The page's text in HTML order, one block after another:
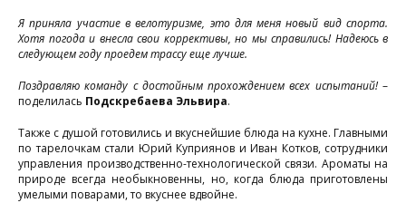
Я приняла участие в велотуризме, это для меня новый вид спорта.
Хотя погода и внесла свои коррективы, но мы справились! Надеюсь в
следующем году проедем трассу еще лучше.
Поздравляю команду с достойным прохождением всех испытаний! –
поделилась Подскребаева Эльвира.
Также с душой готовились и вкуснейшие блюда на кухне. Главными
по тарелочкам стали Юрий Куприянов и Иван Котков, сотрудники
управления производственно-технологической связи. Ароматы на
природе всегда необыкновенны, но, когда блюда приготовлены
умелыми поварами, то вкуснее вдвойне.